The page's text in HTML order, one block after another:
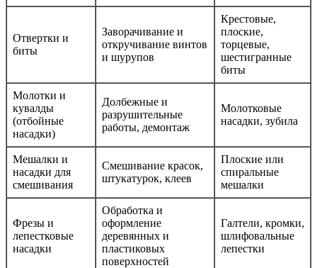
Отвертки и
биты
Заворачивание и
откручивание винтов
и шурупов
Крестовые,
плоские,
торцевые,
шестигранные
биты
Молотки и
кувалды
(отбойные
насадки)
Долбежные и
разрушительные
работы, демонтаж
Молотковые
насадки, зубила
Мешалки и
насадки для
смешивания
Смешивание красок,
штукатурок, клеев
Плоские или
спиральные
мешалки
Фрезы и
лепестковые
насадки
Обработка и
оформление
деревянных и
пластиковых
поверхностей
Галтели, кромки,
шлифовальные
лепестки